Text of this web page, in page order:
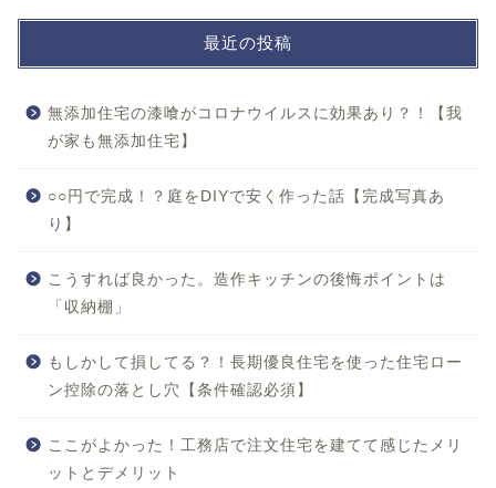
最近の投稿
無添加住宅の漆喰がコロナウイルスに効果あり？！【我
が家も無添加住宅】
○○円で完成！？庭をDIYで安く作った話【完成写真あ
り】
こうすれば良かった。造作キッチンの後悔ポイントは
「収納棚」
もしかして損してる？！長期優良住宅を使った住宅ロー
ン控除の落とし穴【条件確認必須】
ここがよかった！工務店で注文住宅を建てて感じたメリ
ットとデメリット